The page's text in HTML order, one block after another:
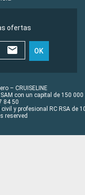
ofertas
OK
– CRUISELINE
con un capital de 150 000
84 50
y profesional RC RSA de
reserved